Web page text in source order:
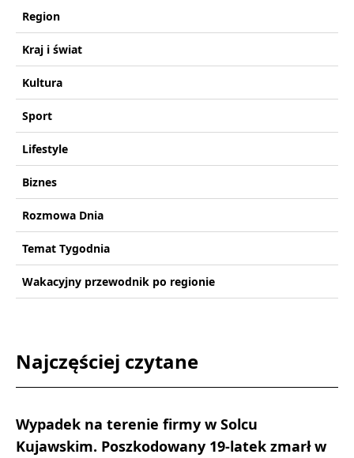
Region
Kraj i świat
Kultura
Sport
Lifestyle
Biznes
Rozmowa Dnia
Temat Tygodnia
Wakacyjny przewodnik po regionie
Najczęściej czytane
Wypadek na terenie firmy w Solcu
Kujawskim. Poszkodowany 19-latek zmarł w